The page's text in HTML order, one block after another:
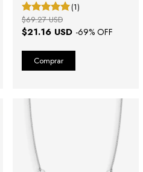
(1)
$21.16 USD -69% OFF
$69.27 USD